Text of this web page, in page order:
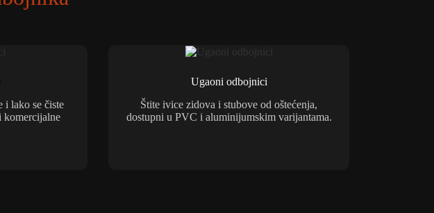
i lako se čiste
Ugaoni odbojnici
Štite ivice zidova i stubove od oštećenja,
dostupni u PVC i aluminijumskim varijantama.